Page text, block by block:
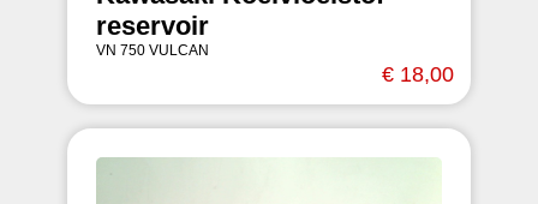
reservoir
VN 750 VULCAN
€ 18,00